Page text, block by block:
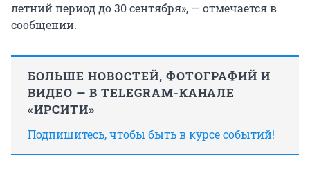
летний период до 30 сентября», — отмечается в
сообщении.
БОЛЬШЕ НОВОСТЕЙ, ФОТОГРАФИЙ И
ВИДЕО — В TELEGRAM-КАНАЛЕ
«ИРСИТИ»
Подпишитесь, чтобы быть в курсе событий!